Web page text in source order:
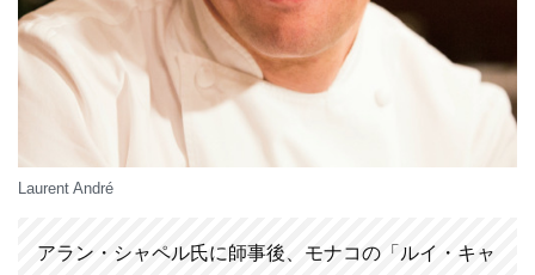
Laurent André
アラン・シャペル氏に師事後、モナコの「ルイ・キャ